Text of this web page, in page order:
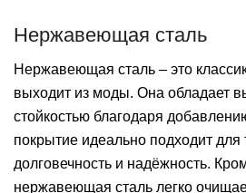
Нержавеющая сталь
Нержавеющая сталь – это
выходит из моды. Она обладает
стойкостью благодаря
покрытие идеально подходит для
долговечность и надёжность.
нержавеющая сталь легко